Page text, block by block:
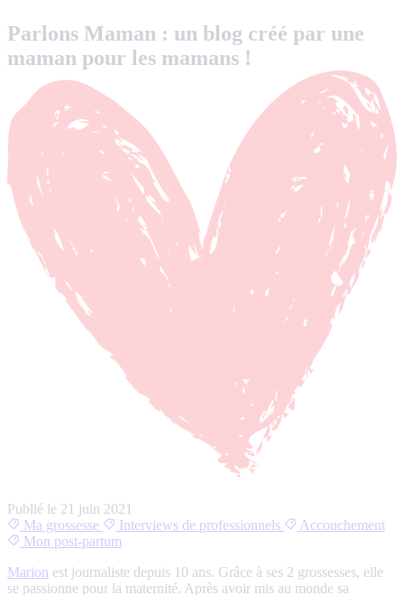
Parlons Maman : un blog créé par une
maman pour les mamans !
Publié le 21 juin 2021
Ma grossesse
Interviews de professionnels
Accouchement
Mon post-partum
Marion est journaliste depuis 10 ans. Grâce à ses 2 grossesses, elle
se passionne pour la maternité. Après avoir mis au monde sa